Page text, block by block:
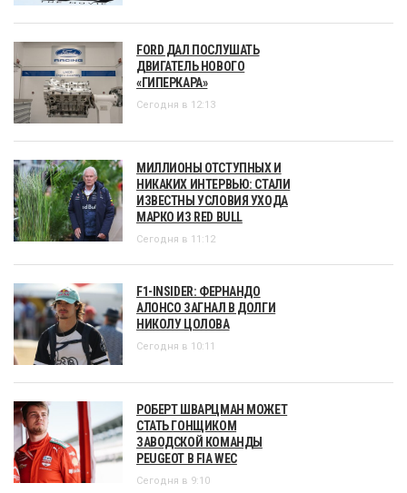
FORD ДАЛ ПОСЛУШАТЬ
ДВИГАТЕЛЬ НОВОГО
«ГИПЕРКАРА»
Сегодня в 12:13
МИЛЛИОНЫ ОТСТУПНЫХ И
НИКАКИХ ИНТЕРВЬЮ: СТАЛИ
ИЗВЕСТНЫ УСЛОВИЯ УХОДА
МАРКО ИЗ RED BULL
Сегодня в 11:12
F1-INSIDER: ФЕРНАНДО
АЛОНСО ЗАГНАЛ В ДОЛГИ
НИКОЛУ ЦОЛОВА
Сегодня в 10:11
РОБЕРТ ШВАРЦМАН МОЖЕТ
СТАТЬ ГОНЩИКОМ
ЗАВОДСКОЙ КОМАНДЫ
PEUGEOT В FIA WEC
Сегодня в 9:10